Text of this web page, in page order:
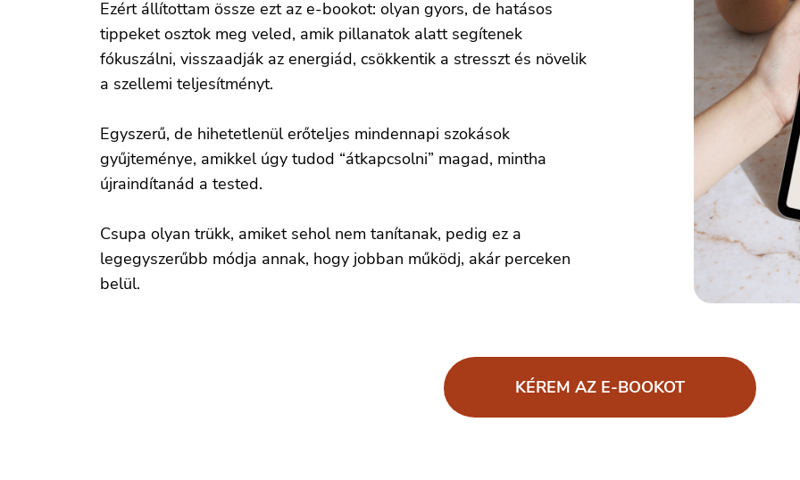
Ezért állítottam össze ezt az e-bookot: olyan gyors, de hatásos
tippeket osztok meg veled, amik pillanatok alatt segítenek
fókuszálni, visszaadják az energiád, csökkentik a stresszt és növelik
a szellemi teljesítményt.
Egyszerű, de hihetetlenül erőteljes mindennapi szokások
gyűjteménye, amikkel úgy tudod “átkapcsolni” magad, mintha
újraindítanád a tested.
Csupa olyan trükk, amiket sehol nem tanítanak, pedig ez a
legegyszerűbb módja annak, hogy jobban működj, akár perceken
belül.
KÉREM AZ E-BOOKOT